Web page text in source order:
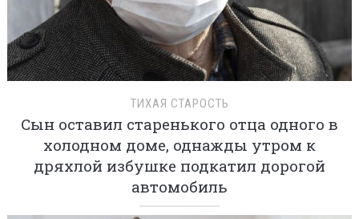
ТИХАЯ СТАРОСТЬ
Сын оставил старенького отца одного в
холодном доме, однажды утром к
дряхлой избушке подкатил дорогой
автомобиль